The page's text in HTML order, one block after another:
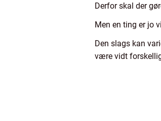
Derfor skal der
Men en ting er jo
Den slags kan
være vidt